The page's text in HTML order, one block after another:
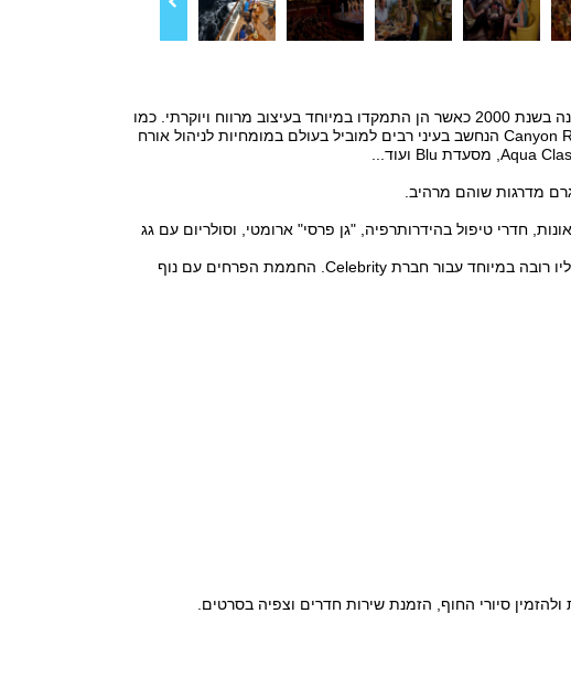
האנייה Millennium הינה אחת מאוניות סדרת Millennium, שהוצגו לראשונה בשנת 2000 כאשר הן התמקדו במיוחד בעיצוב מרווח ויוקרתי. כמו
כן כל אחת מאוניות החברה גם ה- Millennium כוללת מועדון הספא Canyon Ranch הנחשב בעיני רבים למוביל בעולם במומחיות לניהול אורח
חדרי טיפול בהידרותרפיה, "גן פרסי" ארומטי, וסולריום עם גג
• Conservatory – חממה שנוצרה בסיועו של מעצב הפרחים הפריזאי אמיליו רובה במיוחד עבור חברת Celebrity. החממת הפרחים עם נוף